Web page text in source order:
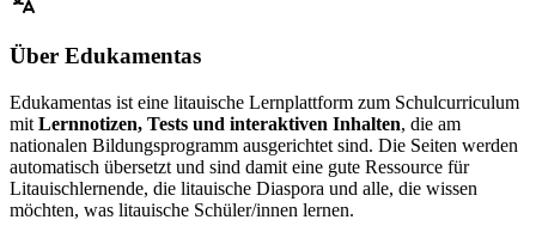
Über Edukamentas
Edukamentas ist eine litauische Lernplattform zum Schulcurriculum
mit Lernnotizen, Tests und interaktiven Inhalten, die am
nationalen Bildungsprogramm ausgerichtet sind. Die Seiten werden
automatisch übersetzt und sind damit eine gute Ressource für
Litauischlernende, die litauische Diaspora und alle, die wissen
möchten, was litauische Schüler/innen lernen.